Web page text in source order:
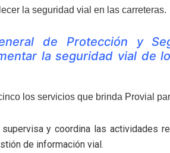
la seguridad vial en las carreteras.
de Protección y
la seguridad vial de
los servicios que brinda Provial
supervisa y coordina las actividades
de información vial.